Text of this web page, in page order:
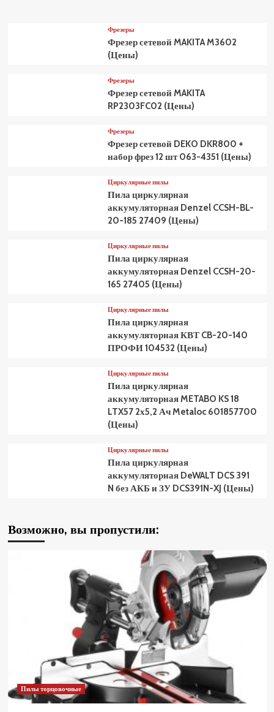
Фрезеры
Фрезер сетевой MAKITA M3602
(Цены)
Фрезеры
Фрезер сетевой MAKITA
RP2303FC02 (Цены)
Фрезеры
Фрезер сетевой DEKO DKR800 +
набор фрез 12 шт 063-4351 (Цены)
Циркулярные пилы
Пила циркулярная
аккумуляторная Denzel CCSH-BL-
20-185 27409 (Цены)
Циркулярные пилы
Пила циркулярная
аккумуляторная Denzel CCSH-20-
165 27405 (Цены)
Циркулярные пилы
Пила циркулярная
аккумуляторная КВТ CB-20-140
ПРОФИ 104532 (Цены)
Циркулярные пилы
Пила циркулярная
аккумуляторная METABO KS 18
LTX57 2х5,2 Ач Metaloc 601857700
(Цены)
Циркулярные пилы
Пила циркулярная
аккумуляторная DeWALT DCS 391
N без АКБ и ЗУ DCS391N-XJ (Цены)
Возможно, вы пропустили:
Пилы торцовочные